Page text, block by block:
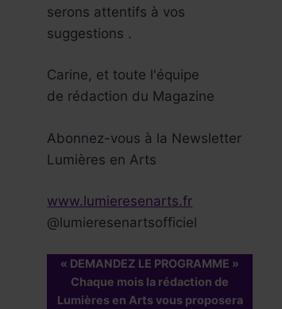
serons attentifs à vos
suggestions .
Carine, et toute l'équipe
de rédaction du Magazine
Abonnez-vous à la Newsletter
Lumières en Arts
www.lumieresenarts.fr
@lumieresenartsofficiel
« DEMANDEZ LE PROGRAMME »
Chaque mois la rédaction de
Lumières en Arts vous proposera